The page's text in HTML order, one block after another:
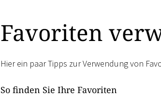
Favoriten
Hier ein paar Tipps zur Verwendung von
So finden Sie Ihre Favoriten